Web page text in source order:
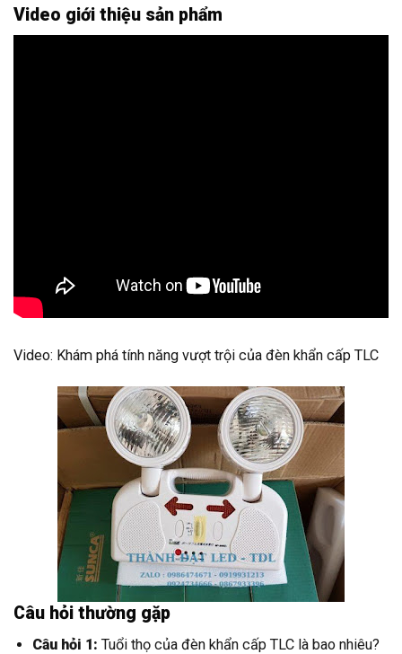
Video giới thiệu sản phẩm
Video: Khám phá tính năng vượt trội của đèn khẩn cấp TLC
Câu hỏi thường gặp
Câu hỏi 1: Tuổi thọ của đèn khẩn cấp TLC là bao nhiêu?